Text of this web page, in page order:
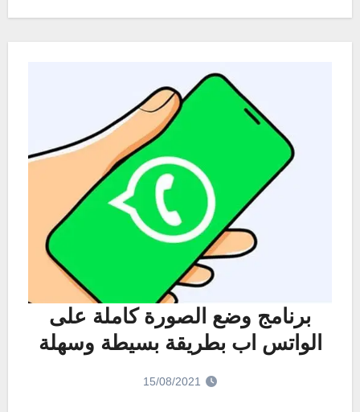
برنامج وضع الصورة كاملة على
الواتس اب بطريقة بسيطة وسهلة
15/08/2021